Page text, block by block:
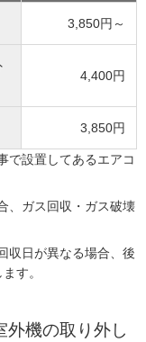
3,850円～
4,400円
3,850円
で設置してあるエアコ
、ガス回収・ガス破壊
収日が異なる場合、後
す。
外機の取り外し